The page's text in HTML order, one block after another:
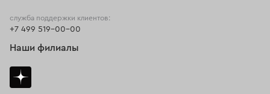
служба поддержки клиентов:
+7 499 519-00-00
Наши филиалы